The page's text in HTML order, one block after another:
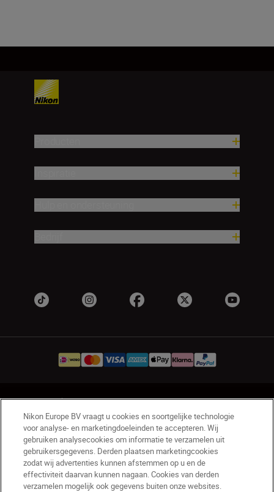
NL Nikon Sites
Contact opnemen
Privacyverklaring
Gebruiksvoorwaarden
Nikon Store - Algemene voorwaarden
Cookieverklaring
Toegankelijkheid
Cookie-instellingen
Nikon Europe BV vraagt u cookies en soortgelijke technologie
voor analyse- en marketingdoeleinden te accepteren. Wij
gebruiken analysecookies om informatie te verzamelen uit
gebruikersgegevens. Derden plaatsen marketingcookies
zodat wij advertenties kunnen afstemmen op u en de
effectiviteit daarvan kunnen nagaan. Cookies van derden
verzamelen mogelijk ook gegevens buiten onze websites.